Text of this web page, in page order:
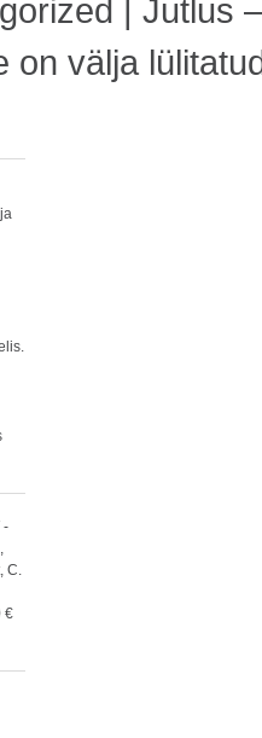
| Jutlus
on välja
-
C.
€